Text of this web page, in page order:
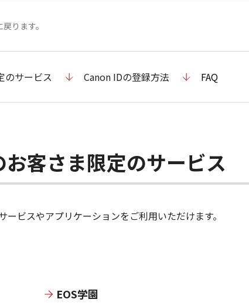
ります。
のサービス Canon IDの登録方法 FAQ
客さま限定のサービス
ービスやアプリケーションをご利用いただけます。
EOS学園